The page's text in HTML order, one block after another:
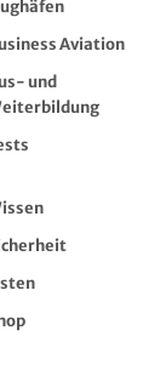
Aviation
und